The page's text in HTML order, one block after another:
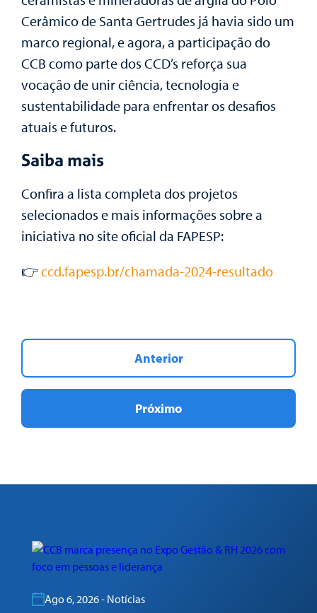
Cerâmico de Santa Gertrudes já havia sido um
marco regional, e agora, a participação do
CCB como parte dos CCD’s reforça sua
vocação de unir ciência, tecnologia e
sustentabilidade para enfrentar os desafios
atuais e futuros.
Saiba mais
Confira a lista completa dos projetos
selecionados e mais informações sobre a
iniciativa no site oficial da FAPESP:
👉ccd.fapesp.br/chamada-2024-resultado
Anterior
Próximo
Ago 6, 2026 - Notícias